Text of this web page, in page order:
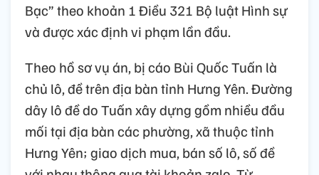
Bạc” theo khoản 1 Điều 321 Bộ luật Hình sự
và được xác định vi phạm lần đầu.
Theo hồ sơ vụ án, bị cáo Bùi Quốc Tuấn là
chủ lô, đề trên địa bàn tỉnh Hưng Yên. Đường
dây lô đề do Tuấn xây dựng gồm nhiều đầu
mối tại địa bàn các phường, xã thuộc tỉnh
Hưng Yên; giao dịch mua, bán số lô, số đề